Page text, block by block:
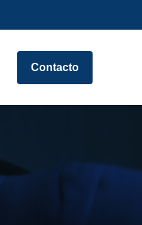
Contacto